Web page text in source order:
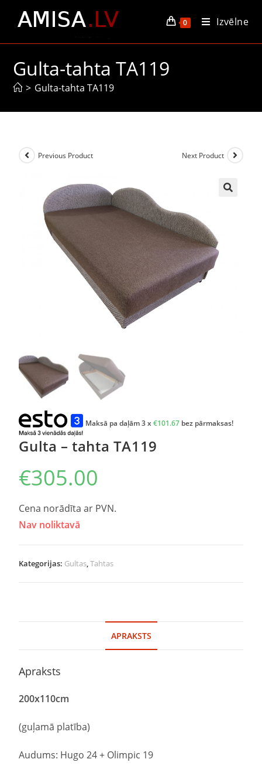
0 Izvēlne
Gulta-tahta TA119
> Gulta-tahta TA119
Previous Product Next Product
Maksā pa daļām 3 x€101.67 bez pārmaksas!
Gulta – tahta TA119
€305.00
Cena norādīta ar PVN.
Nav noliktavā
Kategorijas: Gultas,Tahtas
APRAKSTS
Apraksts
200x110cm
(guļamā platība)
Audums: Hugo 24 + Olimpic 19